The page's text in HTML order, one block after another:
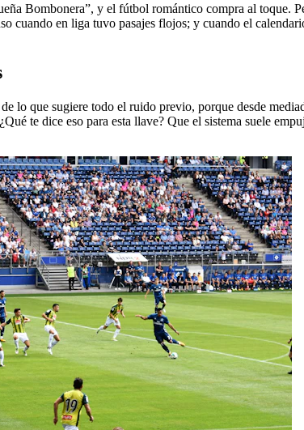
Bombonera”, y el fútbol romántico compra al
cuando en liga tuvo pasajes flojos; y cuando el
lo que sugiere todo el ruido previo, porque desde
te dice eso para esta llave? Que el sistema suele